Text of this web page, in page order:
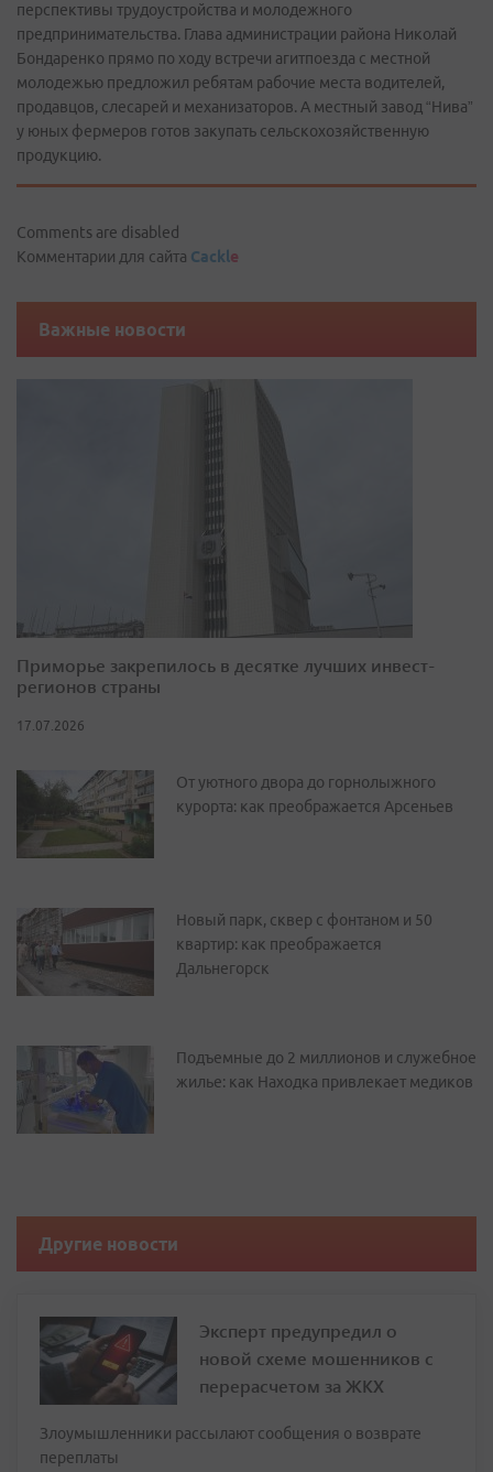
перспективы трудоустройства и молодежного
предпринимательства. Глава администрации района Николай
Бондаренко прямо по ходу встречи агитпоезда с местной
молодежью предложил ребятам рабочие места водителей,
продавцов, слесарей и механизаторов. А местный завод “Нива”
у юных фермеров готов закупать сельскохозяйственную
продукцию.
Comments are disabled
Комментарии для сайта Cackle
Важные новости
Приморье закрепилось в десятке лучших инвест-
регионов страны
17.07.2026
От уютного двора до горнолыжного
курорта: как преображается Арсеньев
Новый парк, сквер с фонтаном и 50
квартир: как преображается
Дальнегорск
Подъемные до 2 миллионов и служебное
жилье: как Находка привлекает медиков
Другие новости
Эксперт предупредил о
новой схеме мошенников с
перерасчетом за ЖКХ
Злоумышленники рассылают сообщения о возврате
переплаты